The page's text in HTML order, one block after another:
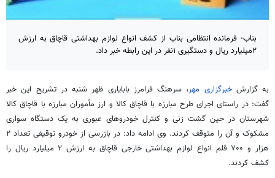
بناب- فرمانده انتظامی بناب از کشف انواع لوازم بهداشتی قاچاق به ارزش
۲میلیارد ریال و دستگیری ۱نفر در این رابطه خبر داد.
به گزارشخبرگزاری مهر، سرهنگ فرامرز بابایاری ظهر شنبه در تشریح این خبر
گفت: در راستای اجرای طرح مبارزه با قاچاق کالا و ارز مأموران مبارزه با قاچاق کالا
شهرستان در حین گشت زنی و کنترل خودروهای عبوری به یک دستگاه سواری
مشکوک و آن را متوقف کردند. وی ادامه داد: در بازرسی از خودرو توقیفی تعداد ۲
هزار و ۷۰۰ قلم انواع لوازم بهداشتی خارجی قاچاق به ارزش ۲ میلیارد ریال را
کشف کردند.